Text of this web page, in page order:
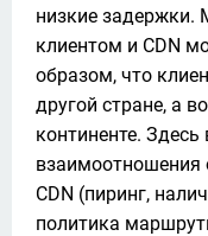
низкие
клиентом и CDN
образом, что
другой стране, а
континенте.
взаимоотношения
CDN (пиринг,
политика